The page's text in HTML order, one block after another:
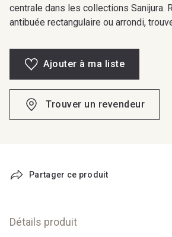
centrale dans les collections Sanijura.
antibuée rectangulaire ou arrondi,
Ajouter à ma liste
Trouver un revendeur
Partager ce produit
Détails produit